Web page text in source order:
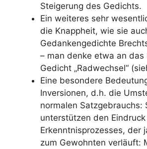
Steigerung des Gedichts.
Ein weiteres sehr
die Knappheit, wie sie
Gedankengedichte
– man denke etwa an das
Gedicht „Radwechsel“
Eine besondere
Inversionen, d.h. die
normalen Satzgebrauchs:
unterstützen den
Erkenntnisprozesses, der
zum Gewohnten verläuft: